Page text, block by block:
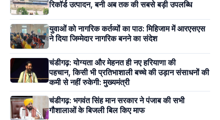
रिकॉर्ड उत्पादन, बनी अब तक की सबसे बड़ी उपलब्धि
युवाओं को नागरिक कर्तव्यों का पाठ: मिहिजाम में आरएसएस
ने दिया जिम्मेदार नागरिक बनने का संदेश
चंडीगढ़: योग्यता और मेहनत ही नए हरियाणा की
पहचान, किसी भी प्रतिभाशाली बच्चे की उड़ान संसाधनों की
कमी से नहीं रुकेगी: मुख्यमंत्री
चंडीगढ़: भगवंत सिंह मान सरकार ने पंजाब की सभी
गौशालाओं के बिजली बिल किए माफ